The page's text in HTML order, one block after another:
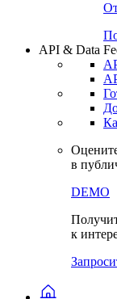
API & Data
в